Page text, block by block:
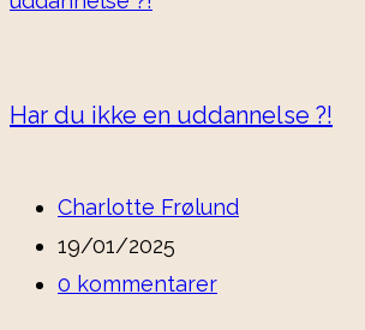
Har du ikke en uddannelse ?!
Charlotte Frølund
19/01/2025
0 kommentarer